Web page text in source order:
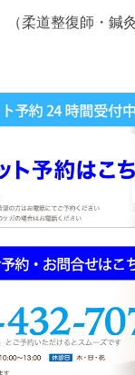
（柔道整復師・鍼